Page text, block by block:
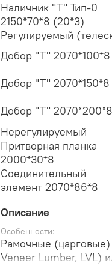
Наличник "Т" Тип-0
2150*70*8 (20*3)
Регулируемый
Добор "Т" 2070*100*8
Добор "Т" 2070*150*8
Добор "Т" 2070*200*8
Нерегулируемый
Притворная планка
2000*30*8
Соединительный
элемент 2070*86*8
Описание
Особенности:
Рамочные
Veneer Lumber, LVL)